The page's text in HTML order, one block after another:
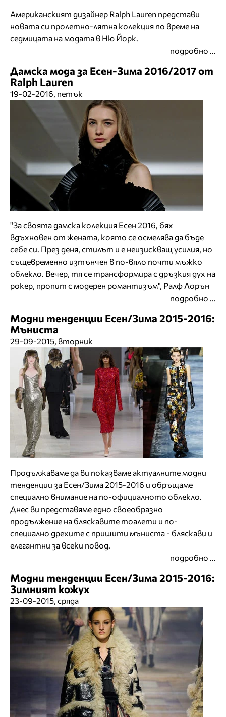
Американският дизайнер Ralph Lauren представи
новата си пролетно-лятна колекция по време на
седмицата на модата в Ню Йорк.
подробно ...
Дамска мода за Есен-Зима 2016/2017 от
Ralph Lauren
19-02-2016, петък
"За своята дамска колекция Есен 2016, бях
вдъхновен от жената, която се осмелява да бъде
себе си. През деня, стилът и е неизискващ усилия, но
същевременно изтънчен в по-вяло почти мъжко
облекло. Вечер, тя се трансформира с дръзкия дух на
рокер, пропит с модерен романтизъм", Ралф Лорън
подробно ...
Модни тенденции Есен/Зима 2015-2016:
Мъниста
29-09-2015, вторник
Продължаваме да ви показваме актуалните модни
тенденции за Есен/Зима 2015-2016 и обръщаме
специално внимание на по-официалното облекло.
Днес ви представяме едно своеобразно
продължение на бляскавите тоалети и по-
специално дрехите с пришити мъниста - бляскави и
елегантни за всеки повод.
подробно ...
Модни тенденции Есен/Зима 2015-2016:
Зимният кожух
23-09-2015, сряда